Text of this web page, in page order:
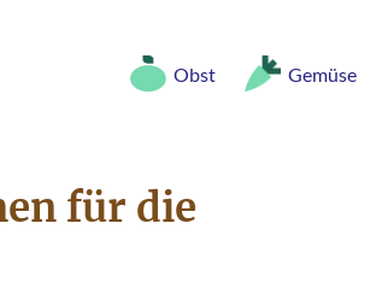
Obst Gemüse
für die